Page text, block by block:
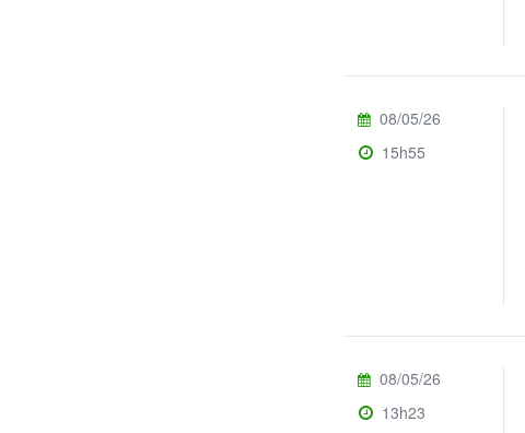
08/05/26
15h55
08/05/26
13h23